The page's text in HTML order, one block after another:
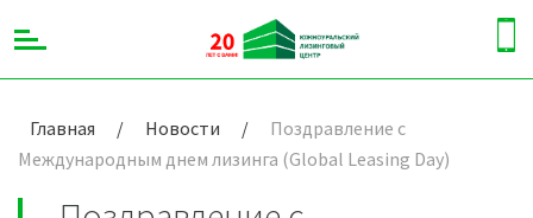
Главная / Новости /
Поздравление с
Международным днем лизинга (Global Leasing Day)